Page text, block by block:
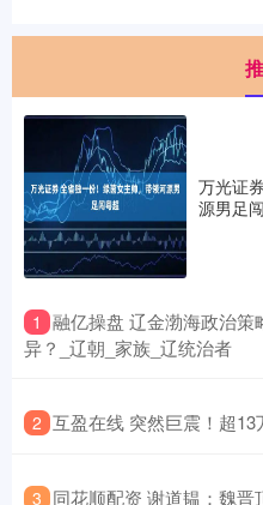
万光证
源男足
1 融亿操盘 辽金渤海政治
异？_辽朝_家族_辽统治者
2 互盈在线 突然巨震！超
3 同花顺配资 谢道韫：魏晋